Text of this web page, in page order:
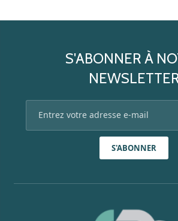
S'ABONNER À
S'ABONNER